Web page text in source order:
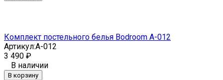
Комплект постельного белья Bodroom A-012
Артикул:A-012
3 490 ₽
В наличии
В корзину